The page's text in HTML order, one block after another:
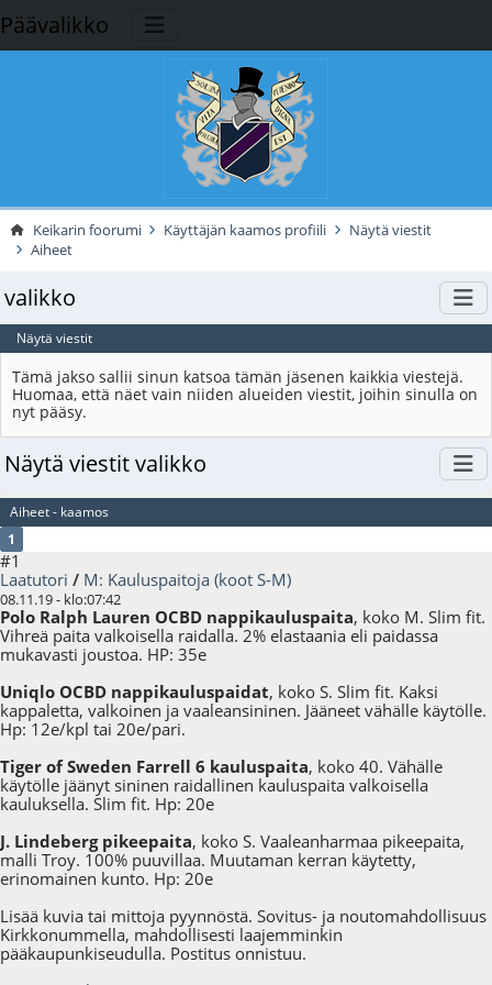
Päävalikko
Keikarin foorumi Käyttäjän kaamos profiili
Näytä viestit
Aiheet
valikko
Näytä viestit
Tämä jakso sallii sinun katsoa tämän jäsenen kaikkia viestejä.
Huomaa, että näet vain niiden alueiden viestit, joihin sinulla on
nyt pääsy.
Näytä viestit valikko
Aiheet - kaamos
1
#1
Laatutori / M: Kauluspaitoja (koot S-M)
08.11.19 - klo:07:42
Polo Ralph Lauren OCBD nappikauluspaita, koko M. Slim fit.
Vihreä paita valkoisella raidalla. 2% elastaania eli paidassa
mukavasti joustoa. HP: 35e
Uniqlo OCBD nappikauluspaidat, koko S. Slim fit. Kaksi
kappaletta, valkoinen ja vaaleansininen. Jääneet vähälle käytölle.
Hp: 12e/kpl tai 20e/pari.
Tiger of Sweden Farrell 6 kauluspaita, koko 40. Vähälle
käytölle jäänyt sininen raidallinen kauluspaita valkoisella
kauluksella. Slim fit. Hp: 20e
J. Lindeberg pikeepaita, koko S. Vaaleanharmaa pikeepaita,
malli Troy. 100% puuvillaa. Muutaman kerran käytetty,
erinomainen kunto. Hp: 20e
Lisää kuvia tai mittoja pyynnöstä. Sovitus- ja noutomahdollisuus
Kirkkonummella, mahdollisesti laajemminkin
pääkaupunkiseudulla. Postitus onnistuu.